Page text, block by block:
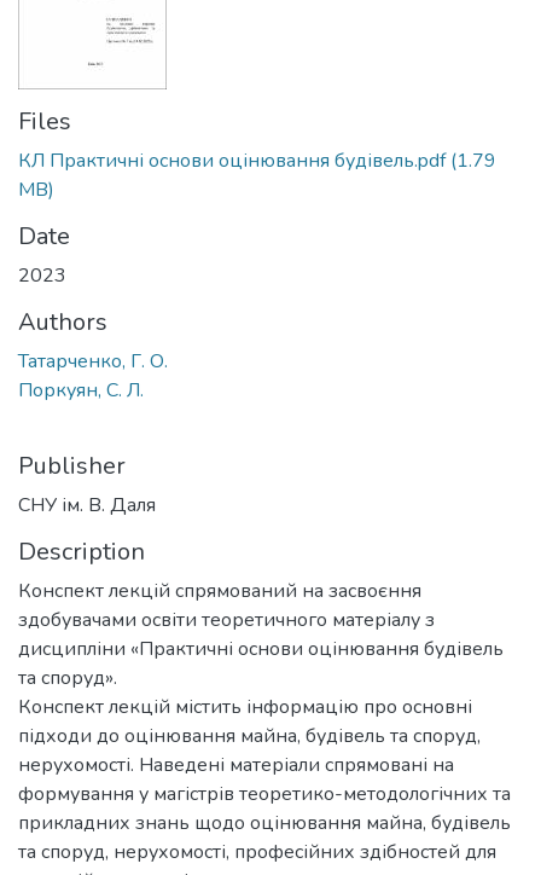
Files
КЛ Практичні основи оцінювання будівель.pdf(1.79
MB)
Date
2023
Authors
Татарченко, Г. О.
Поркуян, С. Л.
Publisher
СНУ ім. В. Даля
Description
Конспект лекцій спрямований на засвоєння
здобувачами освіти теоретичного матеріалу з
дисципліни «Практичні основи оцінювання будівель
та споруд».
Конспект лекцій містить інформацію про основні
підходи до оцінювання майна, будівель та споруд,
нерухомості. Наведені матеріали спрямовані на
формування у магістрів теоретико-методологічних та
прикладних знань щодо оцінювання майна, будівель
та споруд, нерухомості, професійних здібностей для